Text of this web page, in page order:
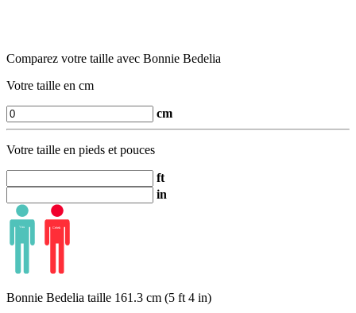
Comparez votre taille avec Bonnie Bedelia
Votre taille en cm
cm
Votre taille en pieds et pouces
ft
in
Bonnie Bedelia taille 161.3 cm (5 ft 4 in)